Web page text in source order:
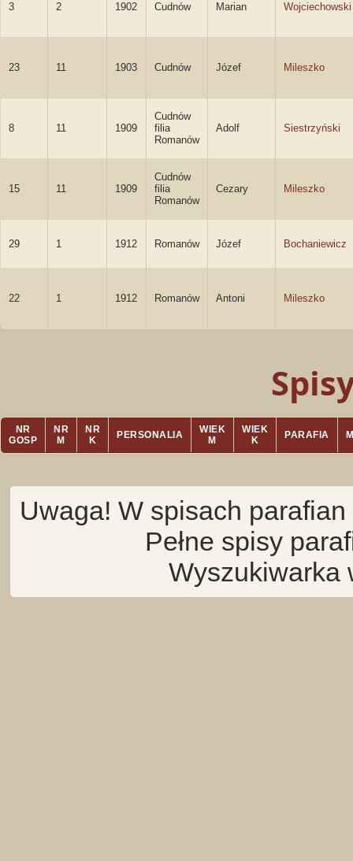
3 2 1902 Cudnów Marian Wojciechowski
23 11 1903 Cudnów Józef Mileszko
8 11 1909
Cudnów
filia
Romanów
Adolf Siestrzyński
15 11 1909
Cudnów
filia
Romanów
Cezary Mileszko
29 1 1912 Romanów Józef Bochaniewicz
22 1 1912 Romanów Antoni Mileszko
NR
GOSP
NR
M
NR
K
PERSONALIA
WIEK
M
WIEK
K
PARAFIA
Uwaga! W spisach
Pełne spisy
Wyszukiwarka